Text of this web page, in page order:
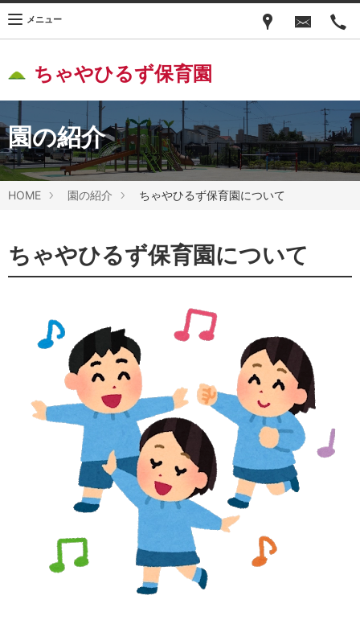
ちゃやひるず保育園
メニュー
園の紹介
HOME 園の紹介 ちゃやひるず保育園について
ちゃやひるず保育園について